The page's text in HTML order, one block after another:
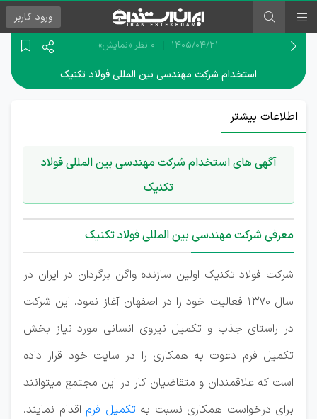
ورود کاربر
۱۴۰۵/۰۴/۲۱ 0 نظر «نمایش»
استخدام شرکت مهندسی بین المللی فولاد تکنیک
اطلاعات بیشتر
آگهی های استخدام شرکت مهندسی بین المللی فولاد
تکنیک
معرفی شرکت مهندسی بین المللی فولاد تکنیک
شرکت فولاد تکنیک اولین سازنده واگن برگردان در ایران در
سال 1370 فعالیت خود را در اصفهان آغاز نمود. این شرکت
در راستای جذب و تکمیل نیروی انسانی مورد نیاز بخش
تکمیل فرم دعوت به همکاری را در سایت خود قرار داده
است که علاقمندان و متقاضیان کار در این مجتمع میتوانند
برای درخواست همکاری نسبت به تکمیل فرم اقدام نمایند.